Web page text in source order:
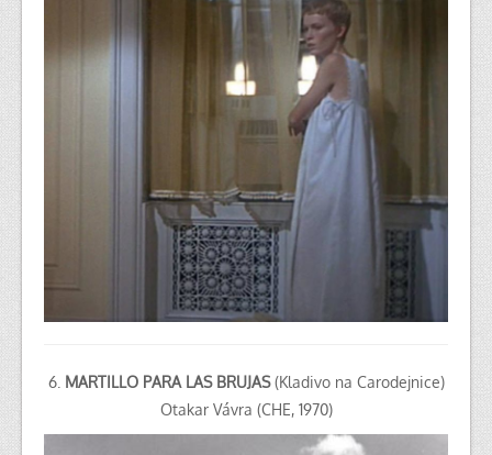
6. MARTILLO PARA LAS BRUJAS(Kladivo na Carodejnice)
Otakar Vávra (CHE, 1970)